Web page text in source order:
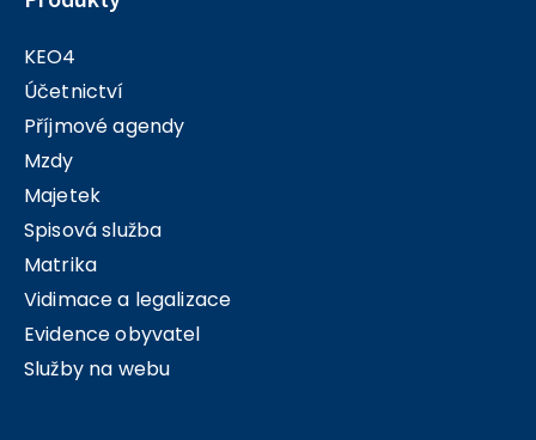
KEO4
Účetnictví
Příjmové agendy
Mzdy
Majetek
Spisová služba
Matrika
Vidimace a legalizace
Evidence obyvatel
Služby na webu